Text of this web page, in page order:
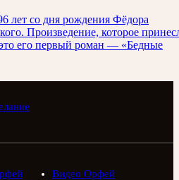
лет со дня рождения Фёдора
Произведение, которое
его первый роман — «Бедные
Видео Орфей